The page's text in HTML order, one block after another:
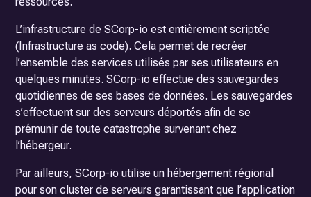
L’infrastructure de SCorp-io est entièrement scriptée
(Infrastructure as code). Cela permet de recréer
l’ensemble des services utilisés par ses utilisateurs en
quelques minutes. SCorp-io effectue des sauvegardes
quotidiennes de ses bases de données. Les sauvegardes
s’effectuent sur des serveurs déportés afin de se
prémunir de toute catastrophe survenant chez
l’hébergeur.
Par ailleurs, SCorp-io utilise un hébergement régional
pour son cluster de serveurs garantissant que l’application